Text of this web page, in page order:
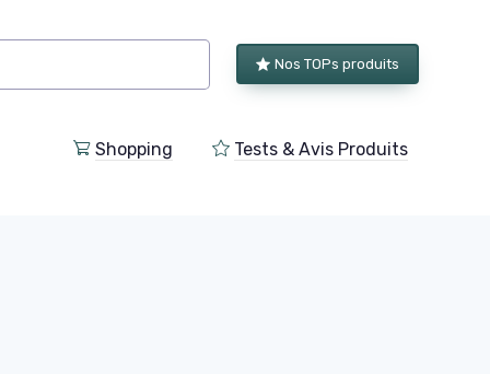
Nos TOPs produits
Shopping Tests & Avis Produits